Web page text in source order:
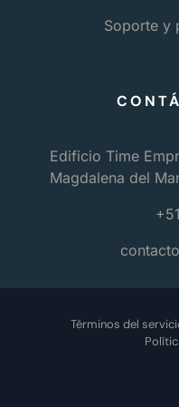
Soporte y
Edificio Time
Magdalena del
Términos del